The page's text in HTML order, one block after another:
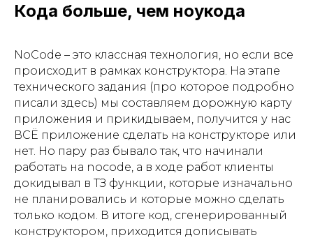
Кода больше, чем ноукода
NoCode – это классная технология, но если все
происходит в рамках конструктора. На этапе
технического задания (про которое подробно
писали здесь) мы составляем дорожную карту
приложения и прикидываем, получится у нас
ВСЁ приложение сделать на конструкторе или
нет. Но пару раз бывало так, что начинали
работать на nocode, а в ходе работ клиенты
докидывал в ТЗ функции, которые изначально
не планировались и которые можно сделать
только кодом. В итоге код, сгенерированный
конструктором, приходится дописывать